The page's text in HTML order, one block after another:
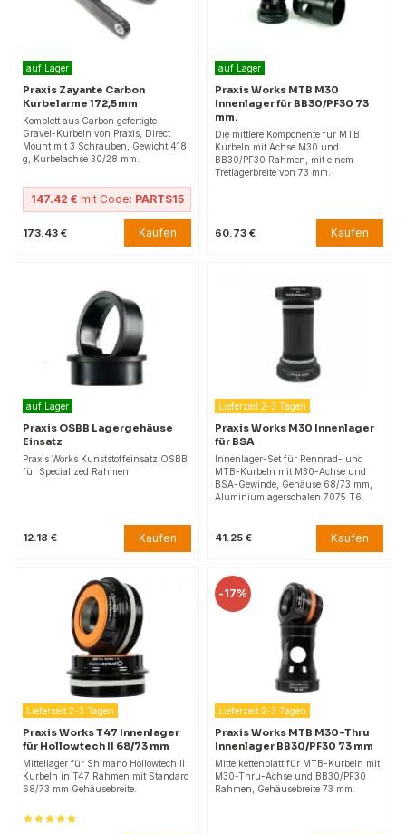
auf Lager
Praxis Zayante Carbon
Kurbelarme 172,5 mm
Komplett aus Carbon gefertigte
Gravel-Kurbeln von Praxis, Direct
Mount mit 3 Schrauben, Gewicht 418
g, Kurbelachse 30/28 mm.
147.42 € mit Code: PARTS15
173.43 € Kaufen
auf Lager
Praxis Works MTB M30
Innenlager für BB30/PF30 73
mm.
Die mittlere Komponente für MTB
Kurbeln mit Achse M30 und
BB30/PF30 Rahmen, mit einem
Tretlagerbreite von 73 mm.
60.73 € Kaufen
auf Lager
Praxis OSBB Lagergehäuse
Einsatz
Praxis Works Kunststoffeinsatz OSBB
für Specialized Rahmen.
12.18 € Kaufen
Lieferzeit 2-3 Tagen
Praxis Works M30 Innenlager
für BSA
Innenlager-Set für Rennrad- und
MTB-Kurbeln mit M30-Achse und
BSA-Gewinde, Gehäuse 68/73 mm,
Aluminiumlagerschalen 7075 T6.
41.25 € Kaufen
Lieferzeit 2-3 Tagen
Praxis Works T47 Innenlager
für Hollowtech II 68/73 mm
Mittellager für Shimano Hollowtech II
Kurbeln in T47 Rahmen mit Standard
68/73 mm Gehäusebreite.
-17%
Lieferzeit 2-3 Tagen
Praxis Works MTB M30-Thru
Innenlager BB30/PF30 73 mm
Mittelkettenblatt für MTB-Kurbeln mit
M30-Thru-Achse und BB30/PF30
Rahmen, Gehäusebreite 73 mm.